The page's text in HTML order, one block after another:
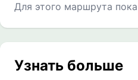
Для этого маршрута
Узнать больше